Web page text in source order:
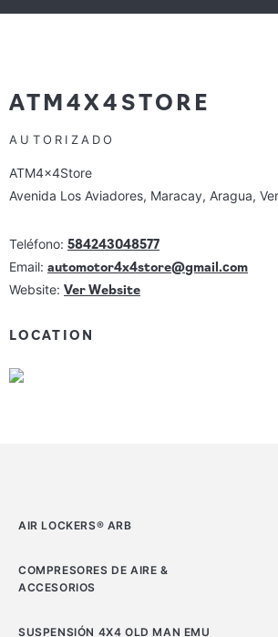
ATM4X4STORE
AUTORIZADO
ATM4x4Store
Avenida Los Aviadores, Maracay, Aragua,
Teléfono: 584243048577
Email: automotor4x4store@gmail.com
Website: Ver Website
LOCATION
AIR LOCKERS® ARB
COMPRESORES DE AIRE &
ACCESORIOS
SUSPENSIÓN 4X4 OLD MAN EMU